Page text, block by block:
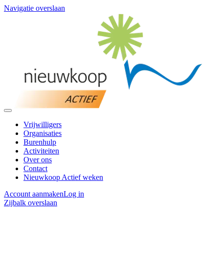
Navigatie overslaan
Vrijwilligers
Organisaties
Burenhulp
Activiteiten
Over ons
Contact
Nieuwkoop Actief weken
Account aanmakenLog in
Zijbalk overslaan